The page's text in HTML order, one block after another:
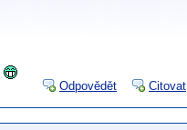
Odpovědět Citovat